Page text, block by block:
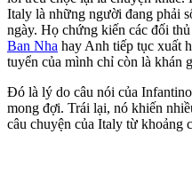
Italy là những người đang phải
ngày. Họ chứng kiến các đối
Ban Nha hay Anh tiếp tục xuất
tuyển của mình chỉ còn là khán
Đó là lý do câu nói của
mong đợi. Trái lại, nó khiến
câu chuyện của Italy từ khoảng